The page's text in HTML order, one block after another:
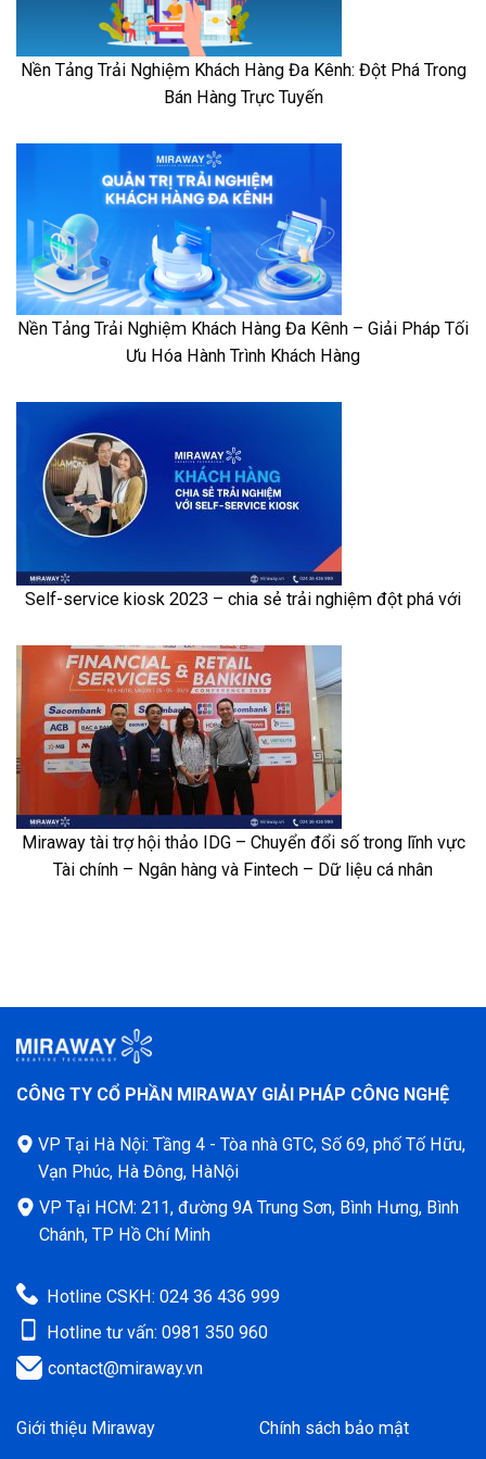
Nền Tảng Trải Nghiệm Khách Hàng Đa Kênh: Đột Phá Trong
Bán Hàng Trực Tuyến
Nền Tảng Trải Nghiệm Khách Hàng Đa Kênh – Giải Pháp Tối
Ưu Hóa Hành Trình Khách Hàng
Self-service kiosk 2023 – chia sẻ trải nghiệm đột phá với
Miraway tài trợ hội thảo IDG – Chuyển đổi số trong lĩnh vực
Tài chính – Ngân hàng và Fintech – Dữ liệu cá nhân
CÔNG TY CỔ PHẦN MIRAWAY GIẢI PHÁP CÔNG NGHỆ
VP Tại Hà Nội: Tầng 4 - Tòa nhà GTC, Số 69, phố Tố Hữu,
Vạn Phúc, Hà Đông, HàNội
VP Tại HCM: 211, đường 9A Trung Sơn, Bình Hưng, Bình
Chánh, TP Hồ Chí Minh
Hotline CSKH: 024 36 436 999
Hotline tư vấn: 0981 350 960
contact@miraway.vn
Giới thiệu Miraway Chính sách bảo mật